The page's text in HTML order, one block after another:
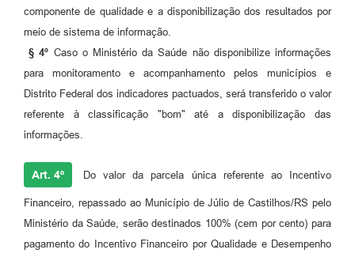
componente de qualidade e a disponibilização dos resultados por
meio de sistema de informação.
§ 4º Caso o Ministério da Saúde não disponibilize informações
para monitoramento e acompanhamento pelos municípios e
Distrito Federal dos indicadores pactuados, será transferido o valor
referente à classificação "bom" até a disponibilização das
informações.
Art. 4º Do valor da parcela única referente ao Incentivo
Financeiro, repassado ao Município de Júlio de Castilhos/RS pelo
Ministério da Saúde, serão destinados 100% (cem por cento) para
pagamento do Incentivo Financeiro por Qualidade e Desempenho